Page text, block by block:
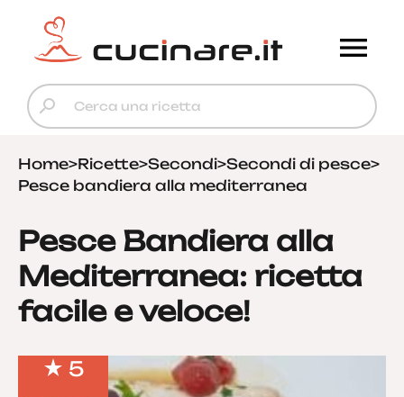
Home>Ricette>Secondi>Secondi di pesce>
Pesce bandiera alla mediterranea
Pesce Bandiera alla
Mediterranea: ricetta
facile e veloce!
5